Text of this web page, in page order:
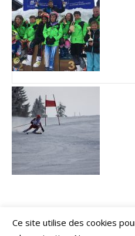
Ce site utilise des cookies